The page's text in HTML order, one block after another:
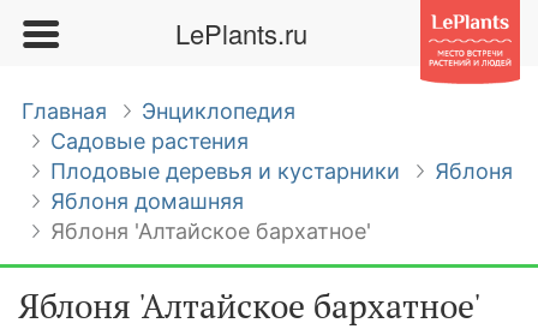
LePlants.ru
Главная
Энциклопедия
Садовые растения
Плодовые деревья и кустарники
Яблоня
Яблоня домашняя
Яблоня 'Алтайское бархатное'
Яблоня 'Алтайское бархатное'